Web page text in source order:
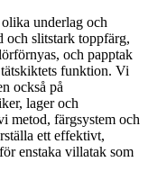
underlag och
och slitstark toppfärg,
och papptak
funktion. Vi
också på
lager och
metod, färgsystem och
ett effektivt,
enstaka villatak som